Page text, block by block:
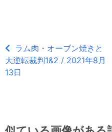
ラム肉・オーブン焼きと
大逆転裁判1&2 / 2021年8月
13日